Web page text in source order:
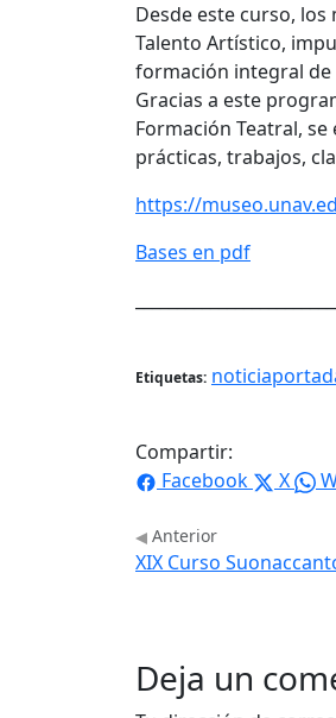
Desde este curso,
Talento Artístico,
formación integral de
Gracias a este
Formación Teatral,
prácticas, trabajos,
https://
Bases en pdf
Etiquetas:
Compartir:
Facebook
X
Anterior
XIX Curso
Deja un